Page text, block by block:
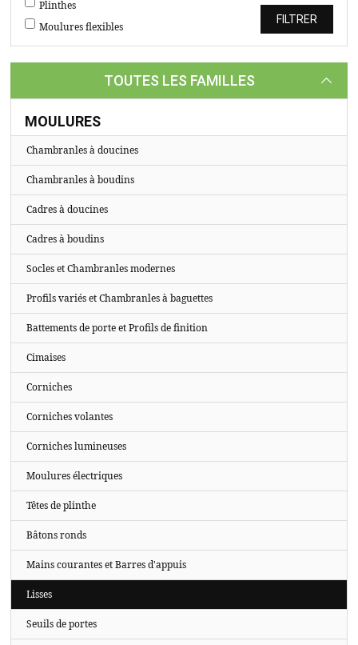
MESURE
PROPOS
Plinthes
Moulures flexibles
TOUTES LES FAMILLES
MOULURES
Chambranles à doucines
Chambranles à boudins
Cadres à doucines
Cadres à boudins
Socles et Chambranles modernes
Profils variés et Chambranles à baguettes
Battements de porte et Profils de finition
Cimaises
Corniches
Corniches volantes
Corniches lumineuses
Moulures électriques
Têtes de plinthe
Bâtons ronds
Mains courantes et Barres d'appuis
Lisses
Seuils de portes